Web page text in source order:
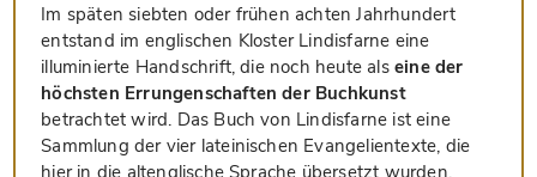
Im späten siebten oder frühen achten Jahrhundert
entstand im englischen Kloster Lindisfarne eine
illuminierte Handschrift, die noch heute als eine der
höchsten Errungenschaften der Buchkunst
betrachtet wird. Das Buch von Lindisfarne ist eine
Sammlung der vier lateinischen Evangelientexte, die
hier in die altenglische Sprache übersetzt wurden.